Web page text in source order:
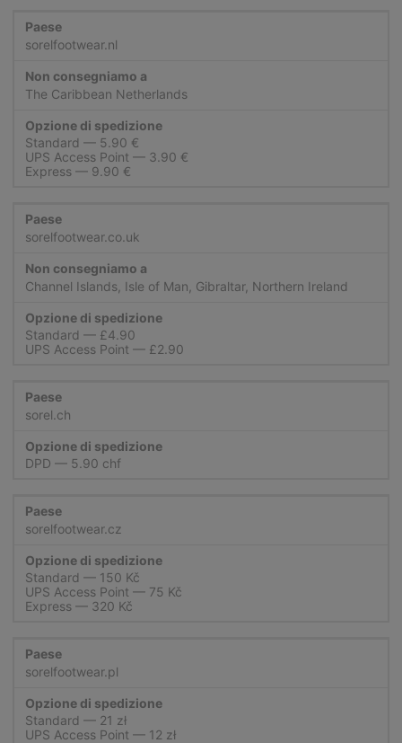
sorelfootwear.nl
The Caribbean Netherlands
Standard
UPS Access Point
Express
sorelfootwear.co.uk
Channel Islands, Isle of Man, Gibraltar, Northern Ireland
Standard
UPS Access Point
sorel.ch
DPD
sorelfootwear.cz
Standard
UPS Access Point
Express
sorelfootwear.pl
Standard
UPS Access Point